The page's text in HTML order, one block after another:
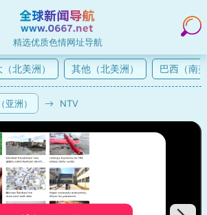
精选优质色情网址导航
北美洲） 其他（北美洲） 巴西（南美
亚洲） NTV